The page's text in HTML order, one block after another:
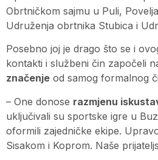
Obrtničkom sajmu u Puli,
Udruženja obrtnika Stubica i
Posebno joj je drago što se i
kontakti i službeni čin započeli
značenje od samog formalnog
– One donose razmjenu
uključivali su sportske igre u
oformili zajedničke ekipe.
Sisakom i Koprom. Naše